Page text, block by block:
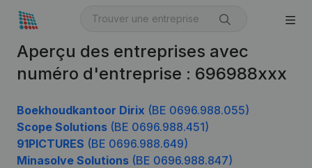
Aperçu des entreprises avec
numéro d'entreprise : 696988xxx
Boekhoudkantoor Dirix (BE 0696.988.055)
Scope Solutions (BE 0696.988.451)
91PICTURES (BE 0696.988.649)
Minasolve Solutions (BE 0696.988.847)